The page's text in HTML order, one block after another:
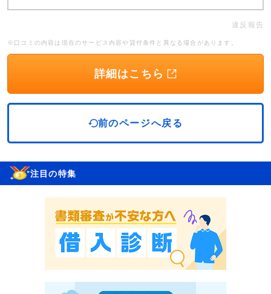
違反報告
※口コミの内容は現在のサービス内容や貸付条件と異なる場合があります。
詳細はこちら
前のページへ戻る
注目の特集